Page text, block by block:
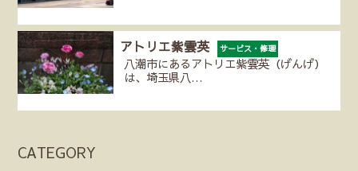
アトリエ紫雲英 サービス・修理
八潮市にあるアトリエ紫雲英（げんげ）
は、埼玉県八…
CATEGORY